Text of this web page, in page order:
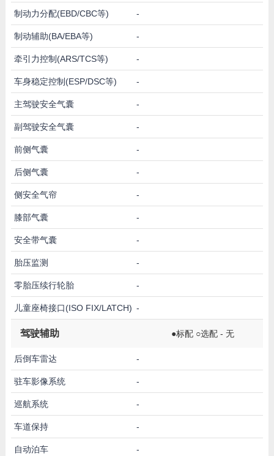
制动力分配(EBD/CBC等) -
制动辅助(BA/EBA等) -
牵引力控制(ARS/TCS等) -
车身稳定控制(ESP/DSC等) -
主驾驶安全气囊 -
副驾驶安全气囊 -
前侧气囊 -
后侧气囊 -
侧安全气帘 -
膝部气囊 -
安全带气囊 -
胎压监测 -
零胎压续行轮胎 -
儿童座椅接口(ISO FIX/LATCH) -
驾驶辅助 ●标配 ○选配 - 无
后倒车雷达 -
驻车影像系统 -
巡航系统 -
车道保持 -
自动泊车 -